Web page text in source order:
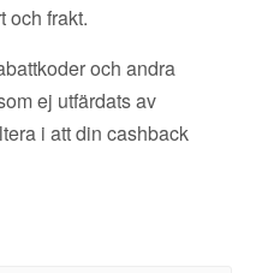
och frakt.
och andra
ej utfärdats av
i att din cashback